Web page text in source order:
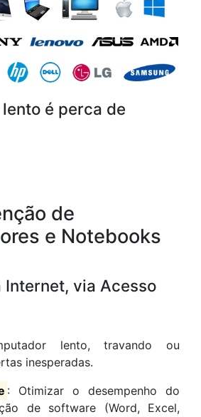
é perca de
de
e Notebooks
Internet, via Acesso
lento, travando ou
inesperadas.
: Otimizar o desempenho do
de software (Word, Excel,